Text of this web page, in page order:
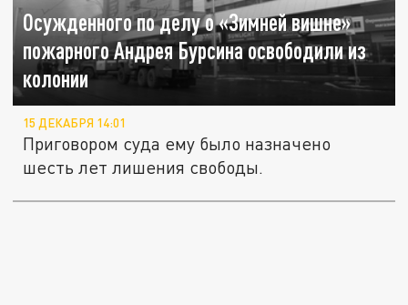
Осужденного по делу о «Зимней вишне»
пожарного Андрея Бурсина освободили из
колонии
15 ДЕКАБРЯ 14:01
Приговором суда ему было назначено
шесть лет лишения свободы.